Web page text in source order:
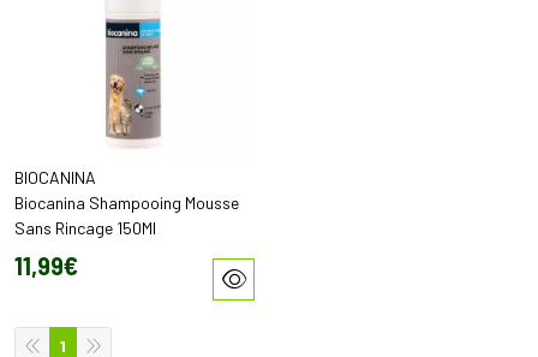
BIOCANINA
Biocanina Shampooing Mousse
Sans Rincage 150Ml
11,99€
1